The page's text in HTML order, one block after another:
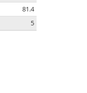
81.4
5